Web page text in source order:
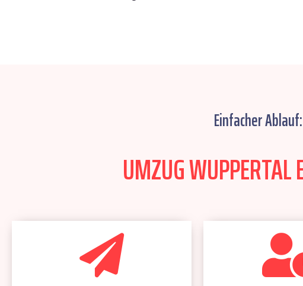
Einfacher
UMZUG WUPPERTAL